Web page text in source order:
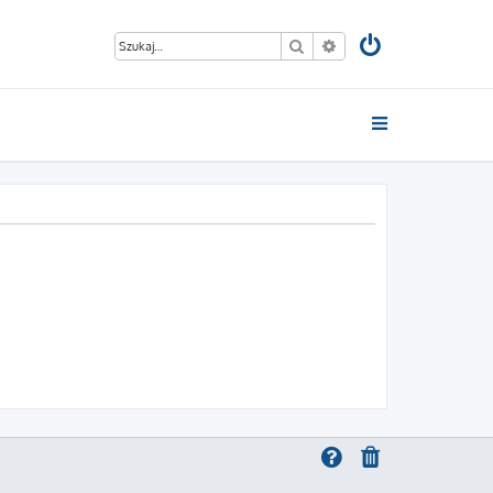
Szukaj Wyszukiwanie